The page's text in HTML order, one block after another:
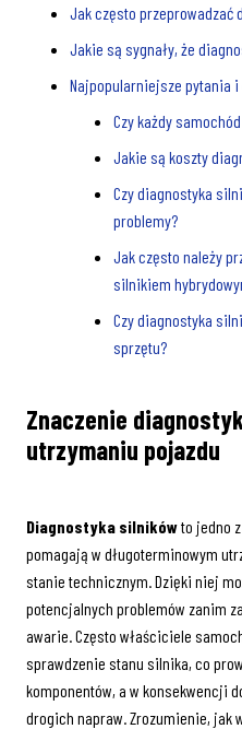
Jak często przeprowadzać
Jakie są sygnały, że
Najpopularniejsze pytania
Czy każdy
Jakie są koszty
Czy diagnostyka
problemy?
Jak często należy
silnikiem
Czy diagnostyka
sprzętu?
Znaczenie
utrzymaniu pojazdu
Diagnostyka silnikówto jedno
pomagają w długoterminowym
stanie technicznym. Dzięki niej
potencjalnych problemów zanim
awarie. Często właściciele
sprawdzenie stanu silnika, co
komponentów, a w konsekwencji
drogich napraw. Zrozumienie, jak